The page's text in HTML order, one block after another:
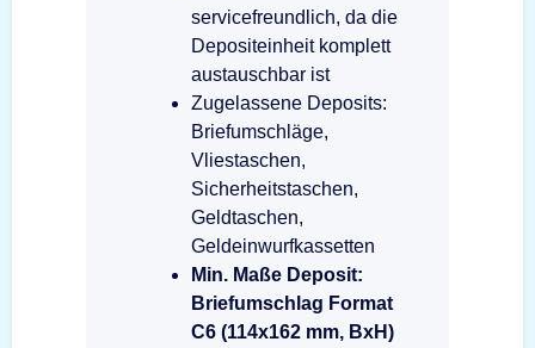
servicefreundlich, da die
Depositeinheit komplett
austauschbar ist
Zugelassene Deposits:
Briefumschläge,
Vliestaschen,
Sicherheitstaschen,
Geldtaschen,
Geldeinwurfkassetten
Min. Maße Deposit:
Briefumschlag Format
C6 (114x162 mm, BxH)